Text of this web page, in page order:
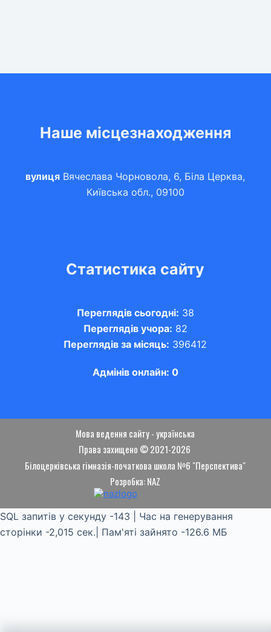
Наше місцезнаходження
вулиця Вячеслава Чорновола, 6, Біла Церква,
Київська обл., 09100
Статистика сайту
Переглядів сьогодні: 38
Переглядів учора: 82
Переглядів за місяць: 396412
Адмінів онлайн: 0
Мова ведення сайту - українська
Права захищено © 2021-2026
Білоцерківська гімназія-початкова школа №6 "Перспектива"
Розробка: NAZ
SQL запитів у секунду -143 | Час на генерування
сторінки -2,015 сек.| Пам'яті зайнято -126.6 МБ